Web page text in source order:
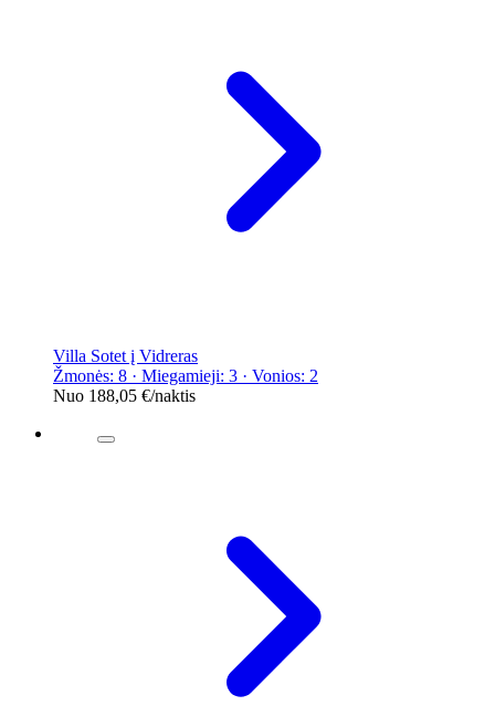
Villa Sotet į Vidreras
Žmonės: 8 · Miegamieji: 3 · Vonios: 2
Nuo 188,05 €/naktis